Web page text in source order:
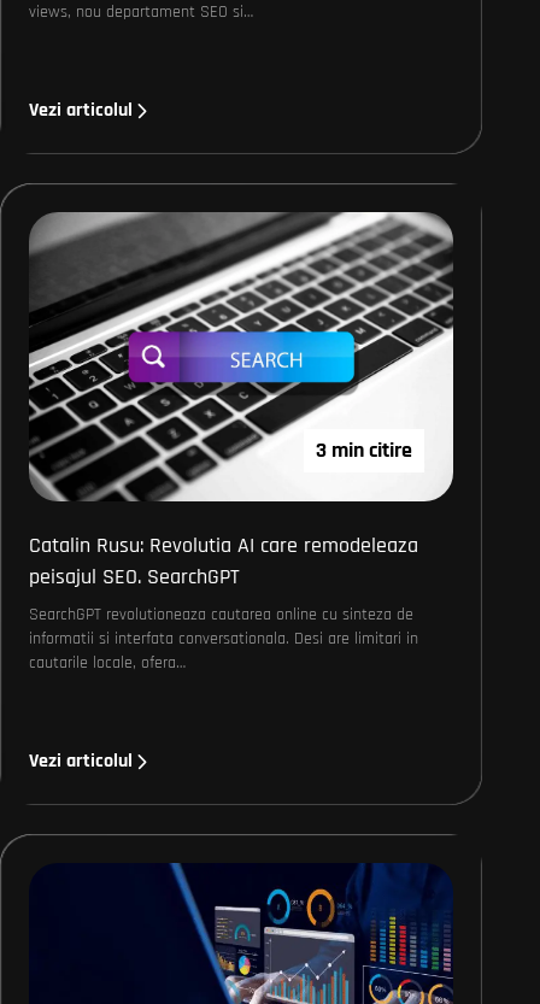
views, nou departament SEO si…
Vezi articolul
3 min citire
Catalin Rusu: Revolutia AI care remodeleaza
peisajul SEO. SearchGPT
SearchGPT revolutioneaza cautarea online cu sinteza de
informatii si interfata conversationala. Desi are limitari in
cautarile locale, ofera…
Vezi articolul